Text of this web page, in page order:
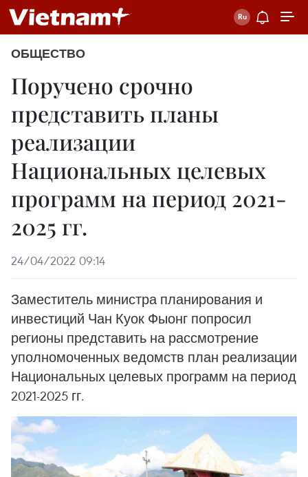
ОБЩЕСТВО
Поручено срочно
представить планы
реализации
Национальных целевых
программ на период 2021-
2025 гг.
24/04/2022 09:14
Заместитель министра планирования и
инвестиций Чан Куок Фыонг попросил
регионы представить на рассмотрение
уполномоченных ведомств план реализации
Национальных целевых программ на период
2021-2025 гг.